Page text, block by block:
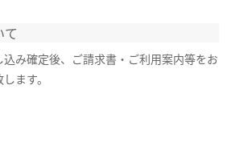
て
込み確定後、ご請求書・ご利用案内等をお
ます。